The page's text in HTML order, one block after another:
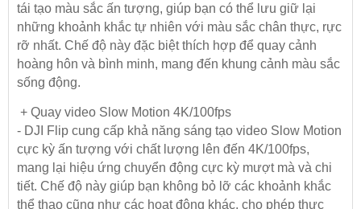
tái tạo màu sắc ấn tượng, giúp bạn có thể lưu giữ lại
những khoảnh khắc tự nhiên với màu sắc chân thực, rực
rỡ nhất. Chế độ này đặc biệt thích hợp để quay cảnh
hoàng hôn và bình minh, mang đến khung cảnh màu sắc
sống động.
+ Quay video Slow Motion 4K/100fps
- DJI Flip cung cấp khả năng sáng tạo video Slow Motion
cực kỳ ấn tượng với chất lượng lên đến 4K/100fps,
mang lại hiệu ứng chuyển động cực kỳ mượt mà và chi
tiết. Chế độ này giúp bạn không bỏ lỡ các khoảnh khắc
thể thao cũng như các hoạt động khác, cho phép thực